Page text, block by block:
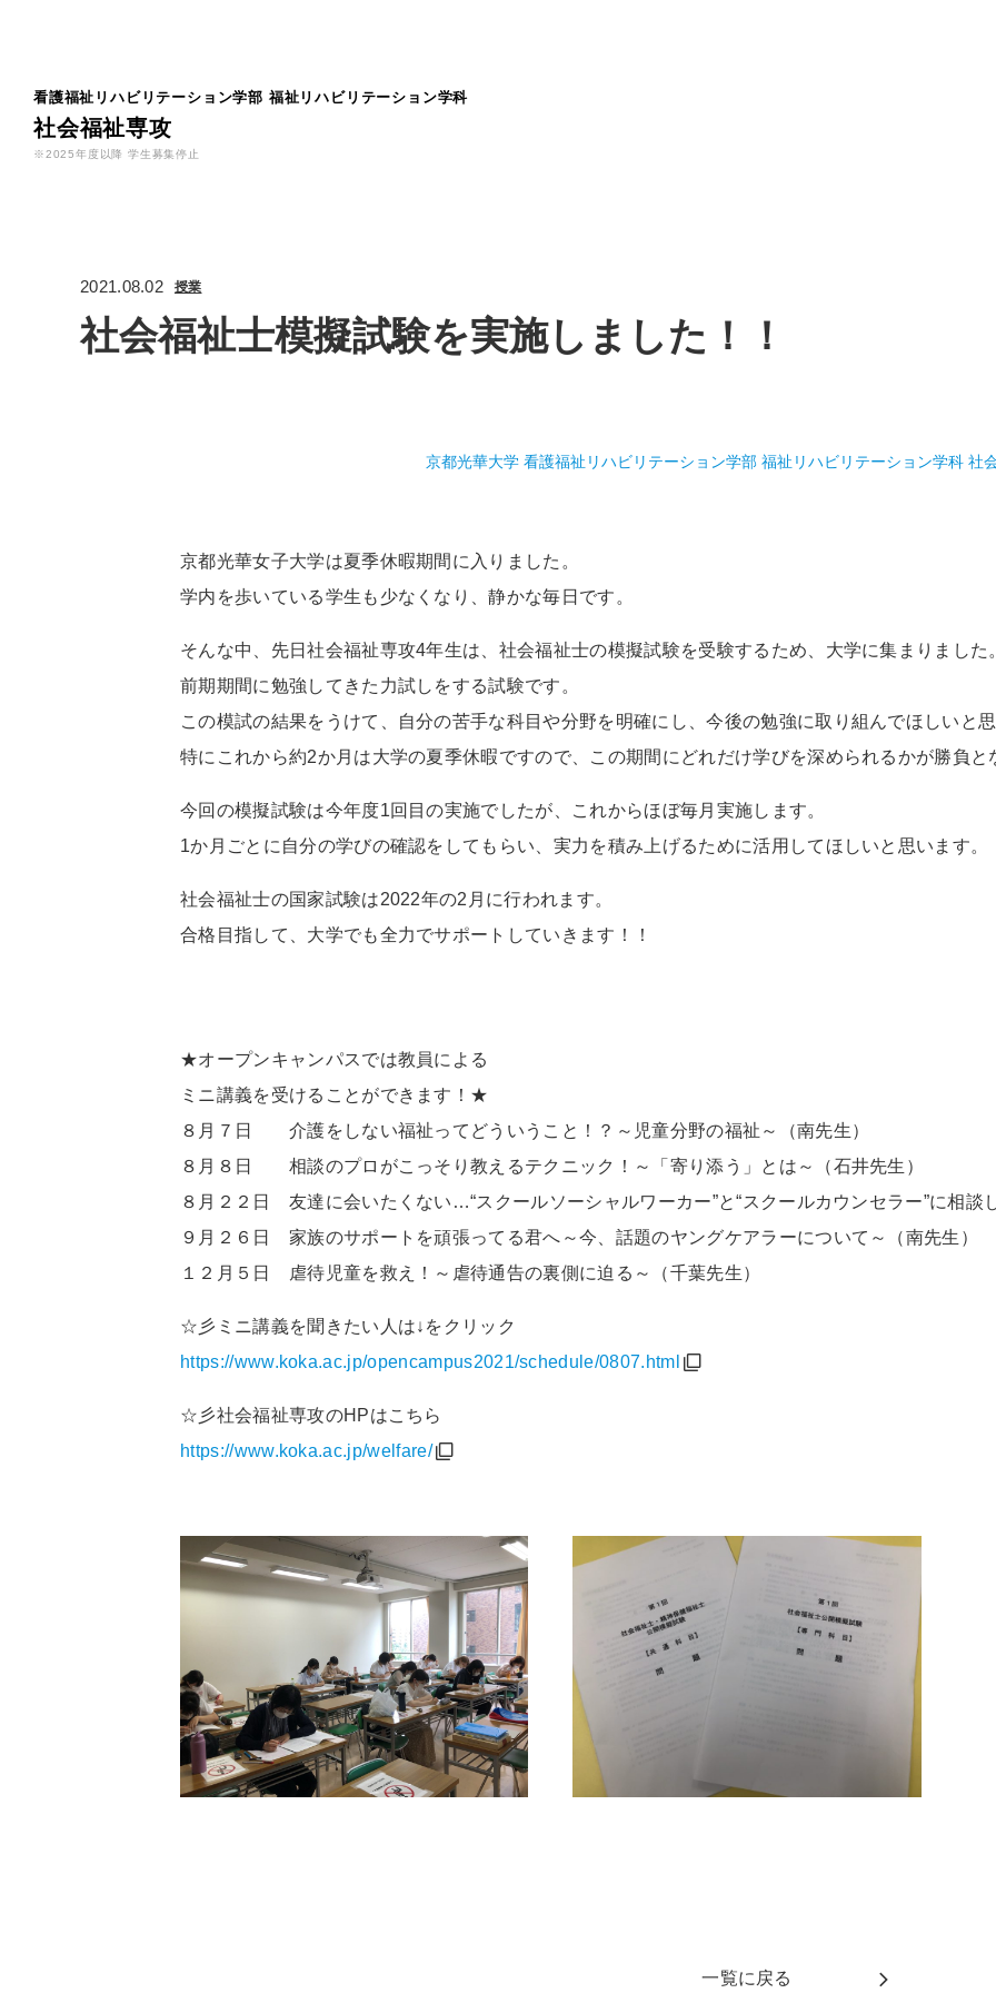
看護福祉リハビリテーション学部 福祉リハビリテーション学科
社会福祉専攻
※2025年度以降 学生募集停止
2021.08.02 授業
社会福祉士模擬試験を実施しました！！
京都光華大学 看護福祉リハビリテーション学部 福祉リハビリテーション学科 社
京都光華女子大学は夏季休暇期間に入りました。
学内を歩いている学生も少なくなり、静かな毎日です。
そんな中、先日社会福祉専攻4年生は、社会福祉士の模擬試験を受験するため、大学に集まりました
前期期間に勉強してきた力試しをする試験です。
この模試の結果をうけて、自分の苦手な科目や分野を明確にし、今後の勉強に取り組んでほしいと思
特にこれから約2か月は大学の夏季休暇ですので、この期間にどれだけ学びを深められるかが勝負と
今回の模擬試験は今年度1回目の実施でしたが、これからほぼ毎月実施します。
1か月ごとに自分の学びの確認をしてもらい、実力を積み上げるために活用してほしいと思います。
社会福祉士の国家試験は2022年の2月に行われます。
合格目指して、大学でも全力でサポートしていきます！！
★オープンキャンパスでは教員による
ミニ講義を受けることができます！★
８月７日 介護をしない福祉ってどういうこと！？～児童分野の福祉～（南先生）
８月８日 相談のプロがこっそり教えるテクニック！～「寄り添う」とは～（石井先生）
８月２２日 友達に会いたくない…“スクールソーシャルワーカー”と“スクールカウンセラー”に相談
９月２６日 家族のサポートを頑張ってる君へ～今、話題のヤングケアラーについて～（南先生）
１２月５日 虐待児童を救え！～虐待通告の裏側に迫る～（千葉先生）
☆彡ミニ講義を聞きたい人は↓をクリック
https://www.koka.ac.jp/opencampus2021/schedule/0807.html
☆彡社会福祉専攻のHPはこちら
https://www.koka.ac.jp/welfare/
一覧に戻る